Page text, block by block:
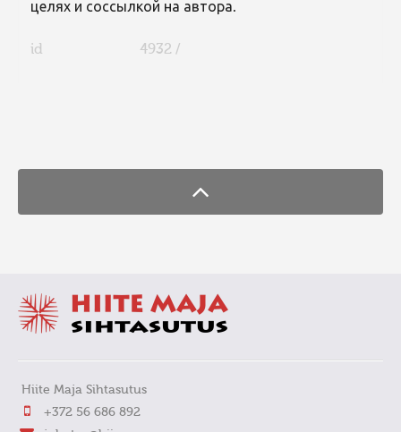
целях и соссылкой на автора.
id 4932 /
Hiite Maja Sihtasutus
+372 56 686 892